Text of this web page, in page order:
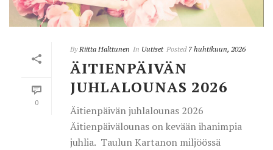
0
By Riitta Halttunen In Uutiset Posted 7 huhtikuun, 2026
ÄITIENPÄIVÄN
JUHLALOUNAS 2026
Äitienpäivän juhlalounas 2026
Äitienpäivälounas on kevään ihanimpia
juhlia. Taulun Kartanon miljöössä